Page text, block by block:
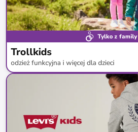
Tylko z family
Trollkids
odzież funkcyjna i więcej dla dzieci